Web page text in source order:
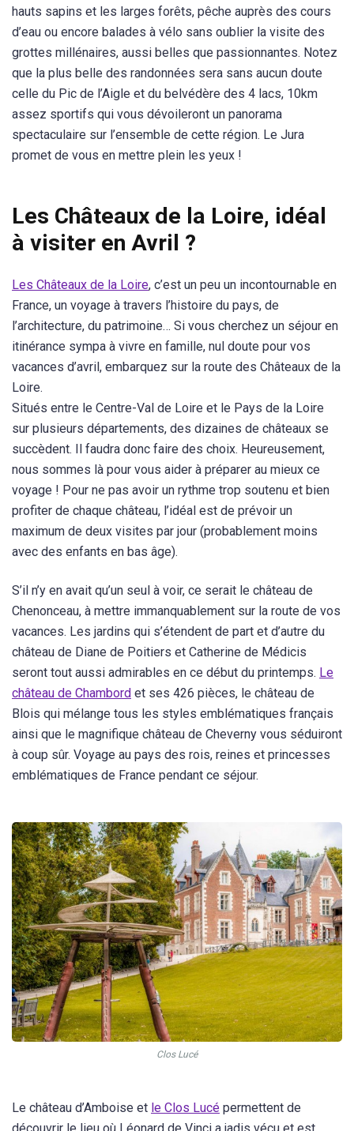
hauts sapins et les larges forêts, pêche auprès des cours
d’eau ou encore balades à vélo sans oublier la visite des
grottes millénaires, aussi belles que passionnantes. Notez
que la plus belle des randonnées sera sans aucun doute
celle du Pic de l’Aigle et du belvédère des 4 lacs, 10km
assez sportifs qui vous dévoileront un panorama
spectaculaire sur l’ensemble de cette région. Le Jura
promet de vous en mettre plein les yeux !
Les Châteaux de la Loire, idéal
à visiter en Avril ?
Les Châteaux de la Loire, c’est un peu un incontournable en
France, un voyage à travers l’histoire du pays, de
l’architecture, du patrimoine… Si vous cherchez un séjour en
itinérance sympa à vivre en famille, nul doute pour vos
vacances d’avril, embarquez sur la route des Châteaux de la
Loire.
Situés entre le Centre-Val de Loire et le Pays de la Loire
sur plusieurs départements, des dizaines de châteaux se
succèdent. Il faudra donc faire des choix. Heureusement,
nous sommes là pour vous aider à préparer au mieux ce
voyage ! Pour ne pas avoir un rythme trop soutenu et bien
profiter de chaque château, l’idéal est de prévoir un
maximum de deux visites par jour (probablement moins
avec des enfants en bas âge).
S’il n’y en avait qu’un seul à voir, ce serait le château de
Chenonceau, à mettre immanquablement sur la route de vos
vacances. Les jardins qui s’étendent de part et d’autre du
château de Diane de Poitiers et Catherine de Médicis
seront tout aussi admirables en ce début du printemps. Le
château de Chambord et ses 426 pièces, le château de
Blois qui mélange tous les styles emblématiques français
ainsi que le magnifique château de Cheverny vous séduiront
à coup sûr. Voyage au pays des rois, reines et princesses
emblématiques de France pendant ce séjour.
Clos Lucé
Le château d’Amboise et le Clos Lucé permettent de